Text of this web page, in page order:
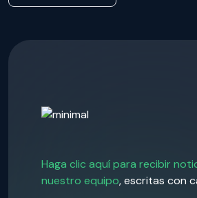
Haga clic aquí para recibir
nuestro equipo, escritas con